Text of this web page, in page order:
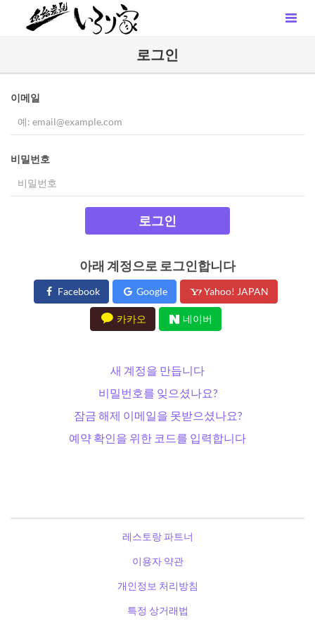
로그인
이메일
비밀번호
로그인
아래 계정으로 로그인합니다
Facebook Google Yahoo! JAPAN
카카오 네이버
새 계정을 만듭니다
비밀번호를 잊으셨나요?
잠금 해제 이메일을 못받으셨나요?
예약 확인을 위한 코드를 입력합니다
레스토랑 파트너
이용자 약관
개인정보 처리방침
특정 상거래법